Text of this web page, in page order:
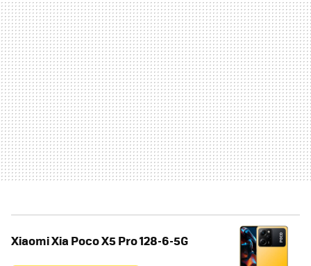
Xiaomi Xia Poco X5 Pro 128-6-5G